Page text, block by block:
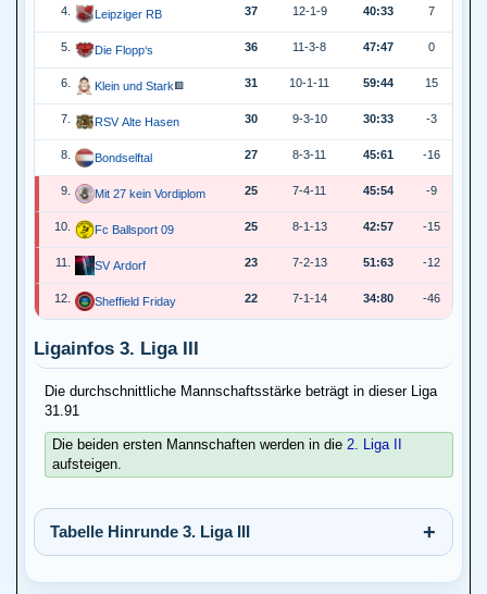
4. Leipziger RB 37 12-1-9 40:33 7
5. Die Flopp‘s 36 11-3-8 47:47 0
6. Klein und Stark 🟥 31 10-1-11 59:44 15
7. RSV Alte Hasen 30 9-3-10 30:33 -3
8. Bondselftal 27 8-3-11 45:61 -16
9. Mit 27 kein Vordiplom 25 7-4-11 45:54 -9
10. Fc Ballsport 09 25 8-1-13 42:57 -15
11. SV Ardorf 23 7-2-13 51:63 -12
12. Sheffield Friday 22 7-1-14 34:80 -46
Ligainfos 3. Liga III
Die durchschnittliche Mannschaftsstärke beträgt in dieser Liga
31.91
Die beiden ersten Mannschaften werden in die 2. Liga II
aufsteigen.
Tabelle Hinrunde 3. Liga III